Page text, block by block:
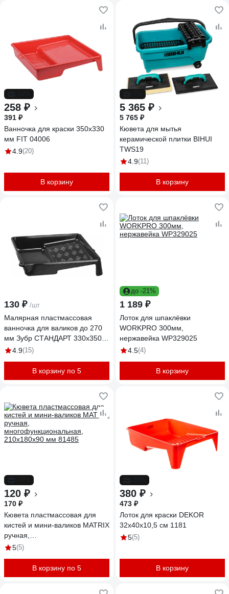
258 ₽
391 ₽
Ванночка для краски 350х330
мм FIT 04006
4.9(20)
В корзину
5 365 ₽
5 765 ₽
Кювета для мытья
керамической плитки BIHUI
TWS19
4.9(11)
В корзину
130 ₽ /шт
Малярная пластмассовая
ванночка для валиков до 270
мм Зубр СТАНДАРТ 330х350
мм, 0.8 л 06052-33-35
4.9(15)
В корзину по 5
до -21%
1 189 ₽
Лоток для шпаклёвки
WORKPRO 300мм,
нержавейка WP329025
4.5(4)
В корзину
120 ₽
170 ₽
Кювета пластмассовая для
кистей и мини-валиков MATRIX
ручная,
многофункциональная,
5(5)
В корзину по 5
380 ₽
473 ₽
Лоток для краски DEKOR
32х40х10,5 см 1181
5(5)
В корзину